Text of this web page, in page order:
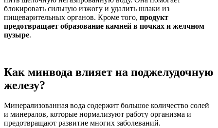
блокировать сильную изжогу и удалить шлаки из
пищеварительных органов. Кроме того, продукт
предотвращает образование камней в почках и желчном
пузыре.
Как минвода влияет на поджелудочную
железу?
Минерализованная вода содержит большое количество солей
и минералов, которые нормализуют работу организма и
предотвращают развитие многих заболеваний.